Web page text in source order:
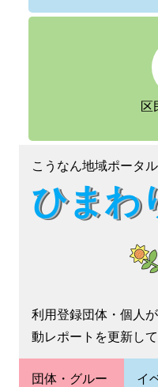
区
こうなん地域ポータ
ひまわ
利用登録団体・個人
動レポートを更新し
団体・グルー
イ